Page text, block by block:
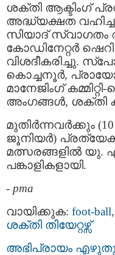
ശക്തി ആക്ടിംഗ്
അദ്ധ്യക്ഷത
സിയാദ് സ്വാഗതം
കോഡിനേറ്റർ
വിശദീകരിച്ചു.
കൊച്ചനൂർ,
മാനേജിംഗ്
അംഗങ്ങൾ, ശക്തി
മുതിർന്നവർക്കും
ജൂനിയർ)
മത്സരങ്ങളിൽ യു.
പങ്കാളികളായി.
- pma
വായിക്കുക: foot-ball,
ശക്തി തിയേറ്റഴ്സ്
അഭിപ്രായം